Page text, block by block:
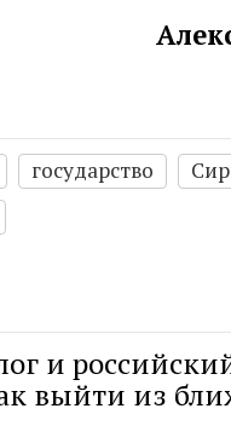
государство
и
выйти из